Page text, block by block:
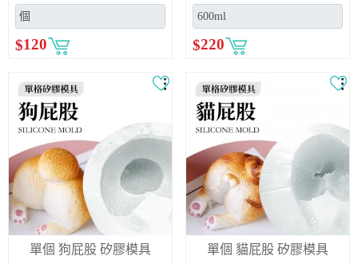
$120 $220
單個 狗屁股 矽膠模具 單個 貓屁股 矽膠模具